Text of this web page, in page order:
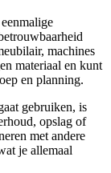
machines
materiaal en kunt
en planning.
gebruiken, is
opslag of
met andere
je allemaal